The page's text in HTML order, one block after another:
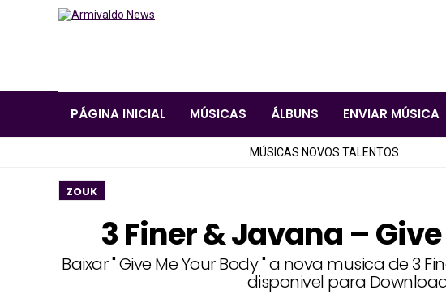
PÁGINA INICIAL MÚSICAS ÁLBUNS ENVIAR MÚSICA
MÚSICAS NOVOS TALENTOS
ZOUK
3 Finer & Javana –
Baixar " Give Me Your Body " a nova musica de 3
disponivel para